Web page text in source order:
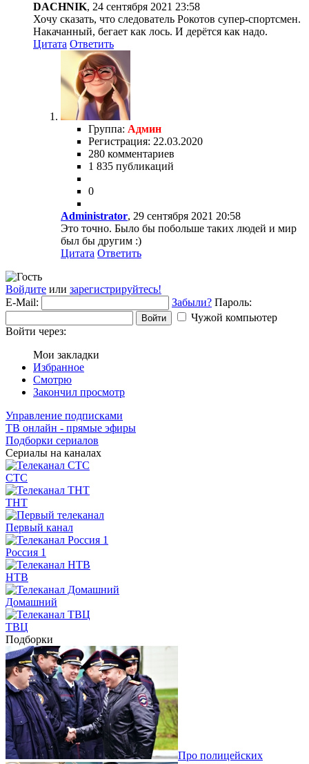
DACHNIK, 24 сентября 2021 23:58
Хочу сказать, что следователь Рокотов супер-спортсмен.
Накачанный, бегает как лось. И дерётся как надо.
Цитата Ответить
Группа: Админ
Регистрация: 22.03.2020
280 комментариев
1 835 публикаций
0
Administrator, 29 сентября 2021 20:58
Это точно. Было бы побольше таких людей и мир
был бы другим :)
Цитата Ответить
Войдите или зарегистрируйтесь!
E-Mail:
Забыли? Пароль:
Войти
Чужой компьютер
Войти через:
Мои закладки
Избранное
Смотрю
Закончил просмотр
Управление подписками
ТВ онлайн - прямые эфиры
Подборки сериалов
Сериалы на каналах
СТС
ТНТ
Первый канал
Россия 1
НТВ
Домашний
ТВЦ
Подборки
Про полицейских